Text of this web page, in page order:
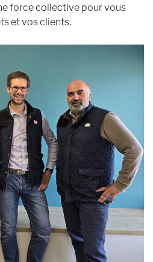
force collective pour vous
et vos clients.